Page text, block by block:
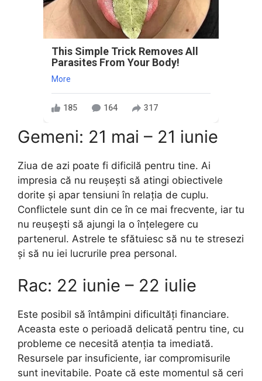
This Simple Trick Removes All
Parasites From Your Body!
More
185 164 317
Gemeni: 21 mai – 21 iunie
Ziua de azi poate fi dificilă pentru tine. Ai
impresia că nu reușești să atingi obiectivele
dorite și apar tensiuni în relația de cuplu.
Conflictele sunt din ce în ce mai frecvente, iar tu
nu reușești să ajungi la o înțelegere cu
partenerul. Astrele te sfătuiesc să nu te stresezi
și să nu iei lucrurile prea personal.
Rac: 22 iunie – 22 iulie
Este posibil să întâmpini dificultăți financiare.
Aceasta este o perioadă delicată pentru tine, cu
probleme ce necesită atenția ta imediată.
Resursele par insuficiente, iar compromisurile
sunt inevitabile. Poate că este momentul să ceri